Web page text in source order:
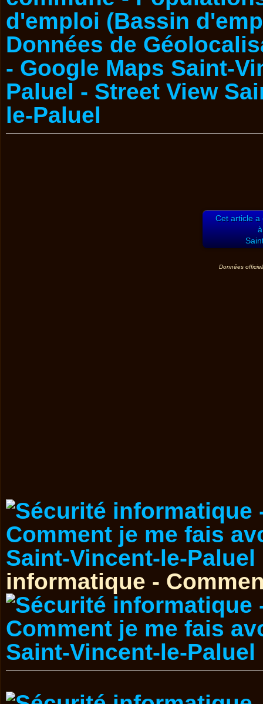
Cet article a
Données
informatique -